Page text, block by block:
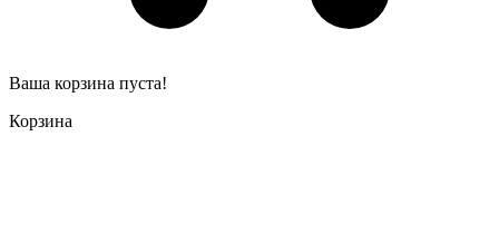
Ваша корзина пуста!
Корзина